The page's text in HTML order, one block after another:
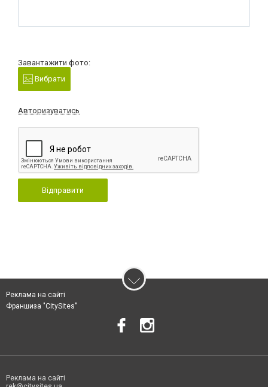
Завантажити фото:
Вибрати
Авторизуватись
Відправити
Реклама на сайті
Франшиза "CitySites"
Реклама на сайті